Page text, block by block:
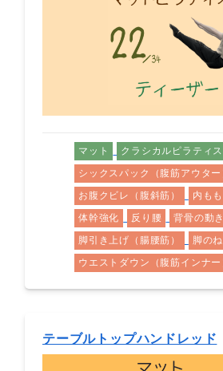
マット
クラシカルピラティス
シックスパック（腹筋アウター
お腹クビレ（腹斜筋）
内も
体幹強化
反り腰 背骨の動き
脚引き上げ（腸腰筋）
脚の
ウエストダウン（腹筋インナー
テーブルトップハンドレッド